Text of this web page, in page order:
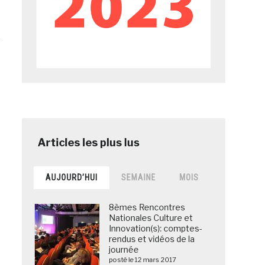
AUJOURD’HUI SEMAINE MOIS
8èmes Rencontres
Nationales Culture et
Innovation(s): comptes-
rendus et vidéos de la
journée
posté le 12 mars 2017